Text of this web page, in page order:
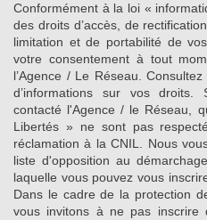
Conformément à la loi «
des droits d’accès, de
limitation et de portabilité de
votre consentement à tout
l’Agence / Le Réseau. Consultez
d’informations sur vos
contacté l'Agence / le Réseau,
Libertés » ne sont pas
réclamation à la CNIL. Nous
liste d'opposition au
laquelle vous pouvez vous
Dans le cadre de la protection
vous invitons à ne pas inscrire